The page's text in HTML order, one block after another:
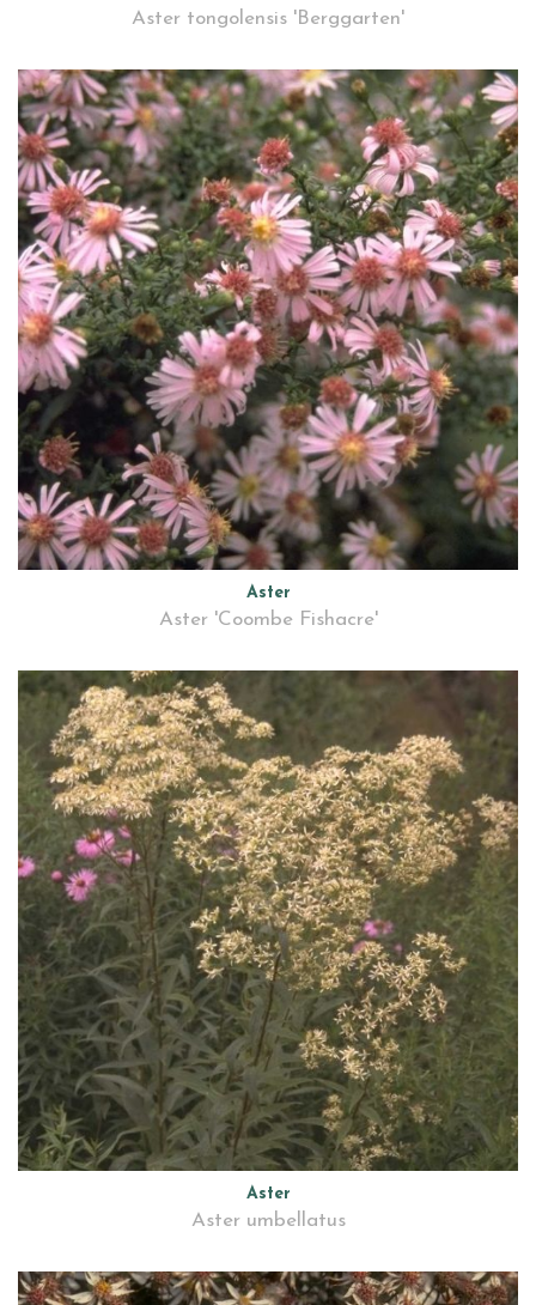
Aster tongolensis 'Berggarten'
Aster
Aster 'Coombe Fishacre'
Aster
Aster umbellatus